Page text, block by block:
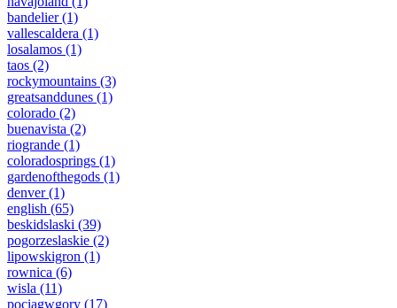
bandelier(1)
vallescaldera (1)
losalamos (1)
taos (2)
rockymountains (3)
greatsanddunes (1)
colorado (2)
buenavista (2)
riogrande (1)
coloradosprings (1)
gardenofthegods (1)
denver(1)
english (65)
beskidslaski (39)
pogorzeslaskie (2)
lipowskigron (1)
rownica (6)
wisla (11)
pociagwgory (17)